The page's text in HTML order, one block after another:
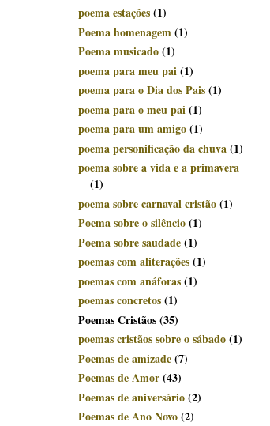
poema estações(1)
Poema homenagem(1)
Poema musicado(1)
poema para meu pai(1)
poema para o Dia dos Pais(1)
poema para o meu pai(1)
poema para um amigo(1)
poema personificação da chuva(1)
poema sobre a vida e a primavera
(1)
poema sobre carnaval cristão(1)
Poema sobre o silêncio(1)
Poema sobre saudade(1)
poemas com aliterações(1)
poemas com anáforas(1)
poemas concretos(1)
Poemas Cristãos(35)
poemas cristãos sobre o sábado(1)
Poemas de amizade(7)
Poemas de Amor(43)
Poemas de aniversário(2)
Poemas de Ano Novo(2)